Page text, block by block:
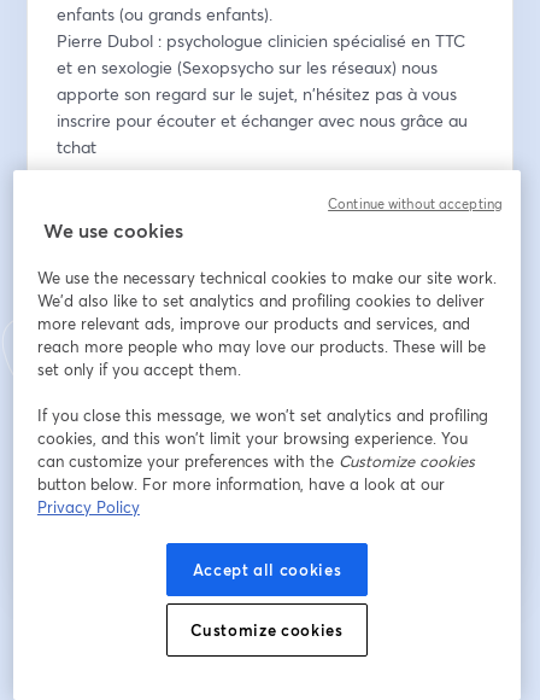
enfants (ou grands enfants).
Pierre Dubol : psychologue clinicien spécialisé en TTC
et en sexologie (Sexopsycho sur les réseaux) nous
apporte son regard sur le sujet, n'hésitez pas à vous
inscrire pour écouter et échanger avec nous grâce au
tchat
Prénom*
Nom *
S’inscrire
Déjà inscrit(e) ?Rejoindre ici
En vous inscrivant, vous reconnaissez et acceptez nos
Politique de confidentialité Vos coordonnées seront communiquées à
We use cookies
We use the necessary technical cookies to make our site work.
We'd also like to set analytics and profiling cookies to deliver
more relevant ads, improve our products and services, and
reach more people who may love our products. These will be
set only if you accept them.
If you close this message, we won’t set analytics and profiling
cookies, and this won’t limit your browsing experience. You
can customize your preferences with the Customize cookies
button below. For more information, have a look at our
Privacy Policy
Accept all cookies
Customize cookies
Continue without accepting